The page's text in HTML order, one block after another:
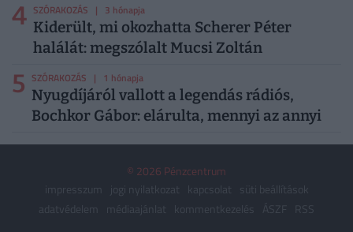
4 SZÓRAKOZÁS | 3 hónapja
Kiderült, mi okozhatta Scherer Péter
halálát: megszólalt Mucsi Zoltán
5 SZÓRAKOZÁS | 1 hónapja
Nyugdíjáról vallott a legendás rádiós,
Bochkor Gábor: elárulta, mennyi az annyi
© 2026 Pénzcentrum
impresszum
jogi nyilatkozat kapcsolat
süti beállítások
adatvédelem
médiaajánlat kommentkezelés ÁSZF RSS